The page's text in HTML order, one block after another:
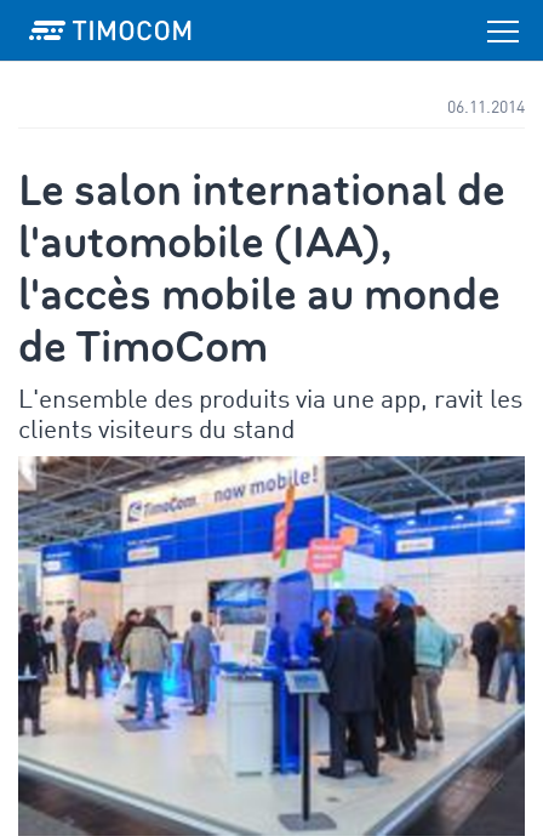
06.11.2014
Le salon international de
l'automobile (IAA),
l'accès mobile au monde
de TimoCom
L'ensemble des produits via une app, ravit les
clients visiteurs du stand